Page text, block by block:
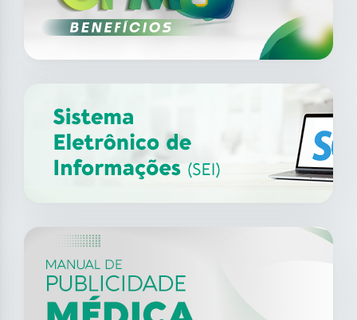
XII Fórum de Medicina do
Trabalho do CFM
14 ago
2026